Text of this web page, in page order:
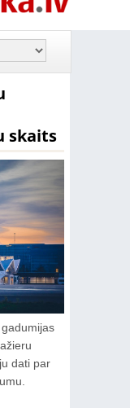
skaits
dati par